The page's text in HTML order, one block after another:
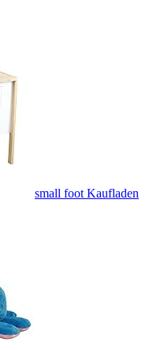
small foot Kaufladen